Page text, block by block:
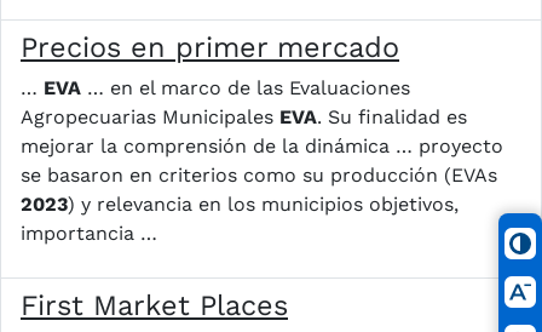
Precios en primer mercado
… EVA … en el marco de las Evaluaciones
Agropecuarias Municipales EVA. Su finalidad es
mejorar la comprensión de la dinámica … proyecto
se basaron en criterios como su producción (EVAs
2023) y relevancia en los municipios objetivos,
importancia …
First Market Places